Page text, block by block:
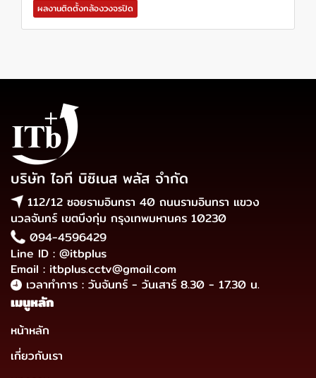
ผลงานติดตั้งกล้องวงจรปิด
บริษัท ไอที บิซิเนส พลัส จำกัด
112/12 ซอยรามอินทรา 40 ถนนรามอินทรา แขวง
นวลจันทร์ เขตบึงกุ่ม กรุงเทพมหานคร 10230
094-4596429
Line ID : @itbplus
Email : itbplus.cctv@gmail.com
เวลาทำการ : วันจันทร์ - วันเสาร์ 8.30 - 17.30 น.
เมนูหลัก
หน้าหลัก
เกี่ยวกับเรา